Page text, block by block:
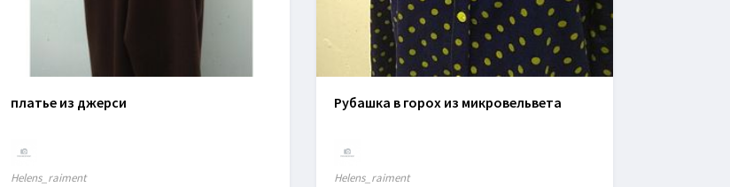
платье из джерси
Нelens_raiment
Рубашка в горох из микровельвета
Нelens_raiment